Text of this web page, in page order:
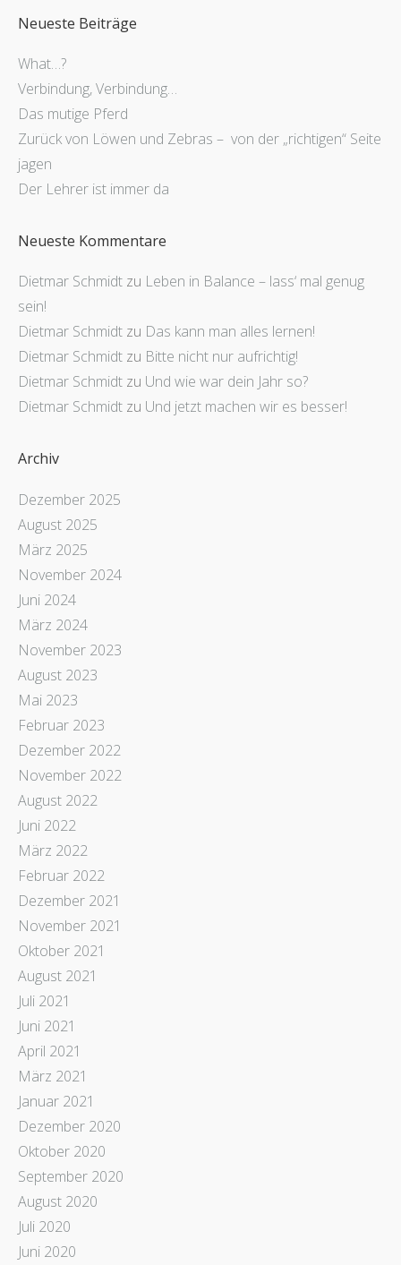
Neueste Beiträge
What…?
Verbindung, Verbindung…
Das mutige Pferd
Zurück von Löwen und Zebras – von der „richtigen“ Seite
jagen
Der Lehrer ist immer da
Neueste Kommentare
Dietmar Schmidt zu Leben in Balance – lass‘ mal genug
sein!
Dietmar Schmidt zu Das kann man alles lernen!
Dietmar Schmidt zu Bitte nicht nur aufrichtig!
Dietmar Schmidt zu Und wie war dein Jahr so?
Dietmar Schmidt zu Und jetzt machen wir es besser!
Archiv
Dezember 2025
August 2025
März 2025
November 2024
Juni 2024
März 2024
November 2023
August 2023
Mai 2023
Februar 2023
Dezember 2022
November 2022
August 2022
Juni 2022
März 2022
Februar 2022
Dezember 2021
November 2021
Oktober 2021
August 2021
Juli 2021
Juni 2021
April 2021
März 2021
Januar 2021
Dezember 2020
Oktober 2020
September 2020
August 2020
Juli 2020
Juni 2020